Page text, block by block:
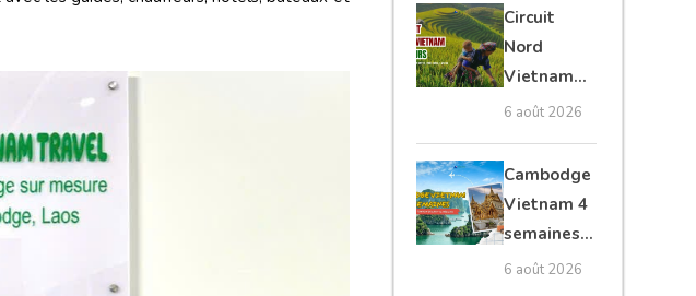
Circuit
Nord
Vietnam
15 jours :
loop en
moto, Ninh
Binh, Lan
6 août 2026
Cambodge
Vietnam 4
semaines :
Angkor,
6 août 2026